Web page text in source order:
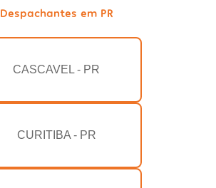
Despachantes em PR
CASCAVEL - PR
CURITIBA - PR